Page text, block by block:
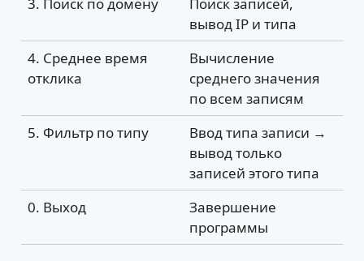
3. Поиск по домену
Поиск записей,
вывод IP и типа
4. Среднее время
отклика
Вычисление
среднего значения
по всем записям
5. Фильтр по типу
Ввод типа записи →
вывод только
записей этого типа
0. Выход
Завершение
программы